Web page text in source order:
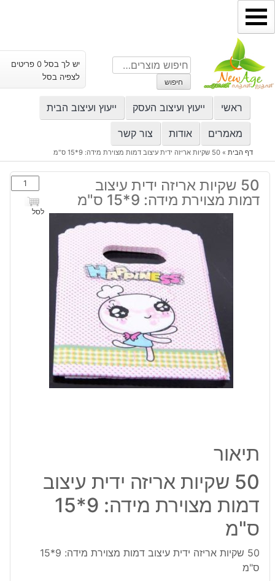
דילוג
לתוכן
חיפוש
עבור:
חיפוש
יש לך בסל 0 פריטים
לצפיה בסל
ראשי ייעוץ ועיצוב העסק ייעוץ ועיצוב הבית
מאמרים אודות צור קשר
דף הבית» 50 שקיות אריזה ידית עיצוב דמות מצוירת מידה: 9*15 ס"מ
50 שקיות אריזה ידית עיצוב
דמות מצוירת מידה: 9*15 ס"מ
כמות
של
50
לסל
תיאור
50 שקיות אריזה ידית עיצוב
דמות מצוירת מידה: 9*15
ס"מ
50 שקיות אריזה ידית עיצוב דמות מצוירת מידה: 9*15
ס"מ